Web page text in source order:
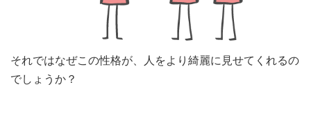
それではなぜこの性格が、人をより綺麗に見せてくれるの
でしょうか？